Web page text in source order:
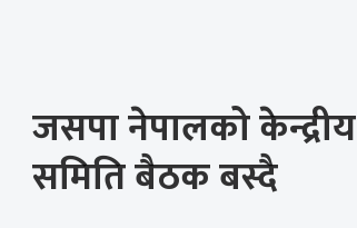
जसपा नेपालको केन्द्रीय
समिति बैठक बस्दै